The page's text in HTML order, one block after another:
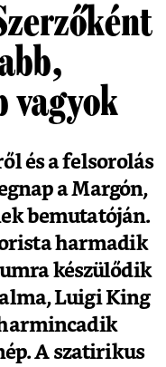
vagyok
és a felsorolás
a Margón,
bemutatóján.
harmadik
készülődik
Luigi King
A szatirikus